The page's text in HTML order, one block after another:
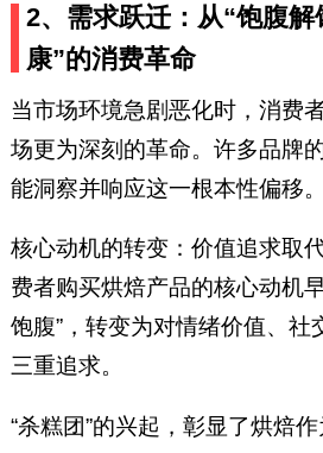
2、需求跃迁：从“饱腹解
康”的消费革命
当市场环境急剧恶化时，消费
场更为深刻的革命。许多品牌
能洞察并响应这一根本性偏移。
核心动机的转变：价值追求取
费者购买烘焙产品的核心动机
饱腹”，转变为对情绪价值、社
三重追求。
“杀糕团”的兴起，彰显了烘焙